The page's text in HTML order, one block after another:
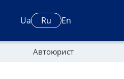
Ua Ru En
Автоюрист